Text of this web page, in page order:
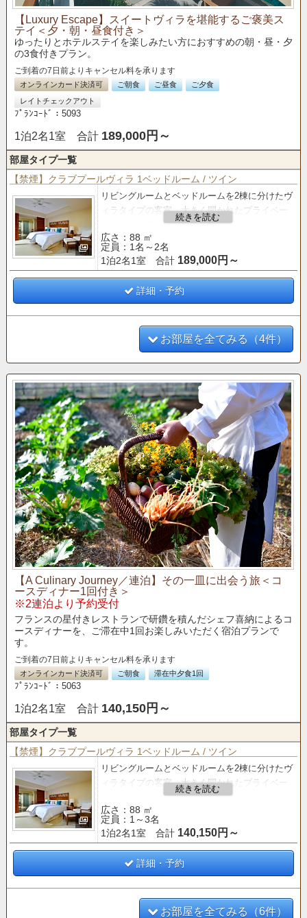
【Luxury Escape】スイートヴィラを堪能するご褒美ス
テイ＜夕・朝・昼食付き＞
ゆったりとホテルステイを楽しみたい方におすすめの朝・昼・夕
の3食付きプラン。
ご到着の7日前よりキャンセル料を承ります
オンラインカード決済可 ご朝食 ご昼食
ご夕食
レイトチェックアウト
ﾌﾟﾗﾝｺｰﾄﾞ：5093
1泊2名1室 合計 189,000円～
部屋タイプ一覧
【禁煙】クラブプールヴィラ 1ベッドルーム / ツイン
リビングルームとベッドルームを2棟に分けたヴ
ィラタイプの客室。大きく開かれたプライベー
トプールに88㎡のゆったりとした広さと、光と
風が通り抜けるオープンエアな空間が魅力。
【クラブサービスのご案内】
○ティータイム（14:00～16:00）
○アペリティフタイム（17:00～19:00）
広さ：88 ㎡
定員：1名～2名
1泊2名1室 合計 189,000円～
詳細・予約
お部屋を全てみる（4件）
【A Culinary Journey／連泊】その一皿に出会う旅＜コ
ースディナー1回付き＞
※2連泊より予約受付
フランスの星付きレストランで研鑽を積んだシェフ喜納によるコ
ースディナーを、ご滞在中1回お楽しみいただく宿泊プランで
す。
ご到着の7日前よりキャンセル料を承ります
オンラインカード決済可 ご朝食 滞在中夕食1回
ﾌﾟﾗﾝｺｰﾄﾞ：5063
1泊2名1室 合計 140,150円～
部屋タイプ一覧
【禁煙】クラブプールヴィラ 1ベッドルーム / ツイン
リビングルームとベッドルームを2棟に分けたヴ
ィラタイプの客室。大きく開かれたプライベー
トプールに88㎡のゆったりとした広さと、光と
風が通り抜けるオープンエアな空間が魅力。
【クラブサービスのご案内】
○ティータイム（14:00～16:00）
○アペリティフタイム（17:00～19:00）
広さ：88 ㎡
定員：1～3名
1泊2名1室 合計 140,150円～
詳細・予約
お部屋を全てみる（6件）